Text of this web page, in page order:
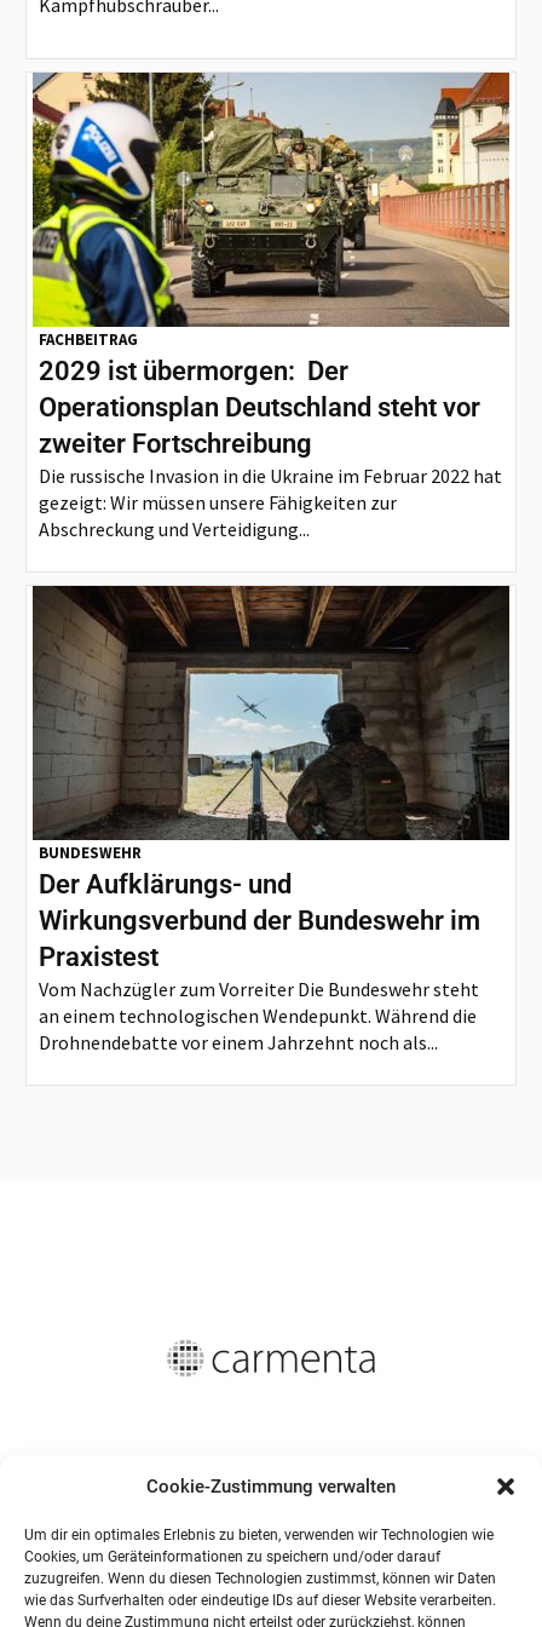
Cookie-Zustimmung verwalten
Um dir ein optimales Erlebnis zu bieten, verwenden wir Technologien wie
Cookies, um Geräteinformationen zu speichern und/oder darauf
zuzugreifen. Wenn du diesen Technologien zustimmst, können wir Daten
wie das Surfverhalten oder eindeutige IDs auf dieser Website verarbeiten.
Wenn du deine Zustimmung nicht erteilst oder zurückziehst, können
Kampfhubschrauber...
FACHBEITRAG
2029 ist übermorgen: Der
Operationsplan Deutschland steht vor
zweiter Fortschreibung
Die russische Invasion in die Ukraine im Februar 2022 hat
gezeigt: Wir müssen unsere Fähigkeiten zur
Abschreckung und Verteidigung...
BUNDESWEHR
Der Aufklärungs- und
Wirkungsverbund der Bundeswehr im
Praxistest
Vom Nachzügler zum Vorreiter Die Bundeswehr steht
an einem technologischen Wendepunkt. Während die
Drohnendebatte vor einem Jahrzehnt noch als...